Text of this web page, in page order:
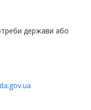
держави або